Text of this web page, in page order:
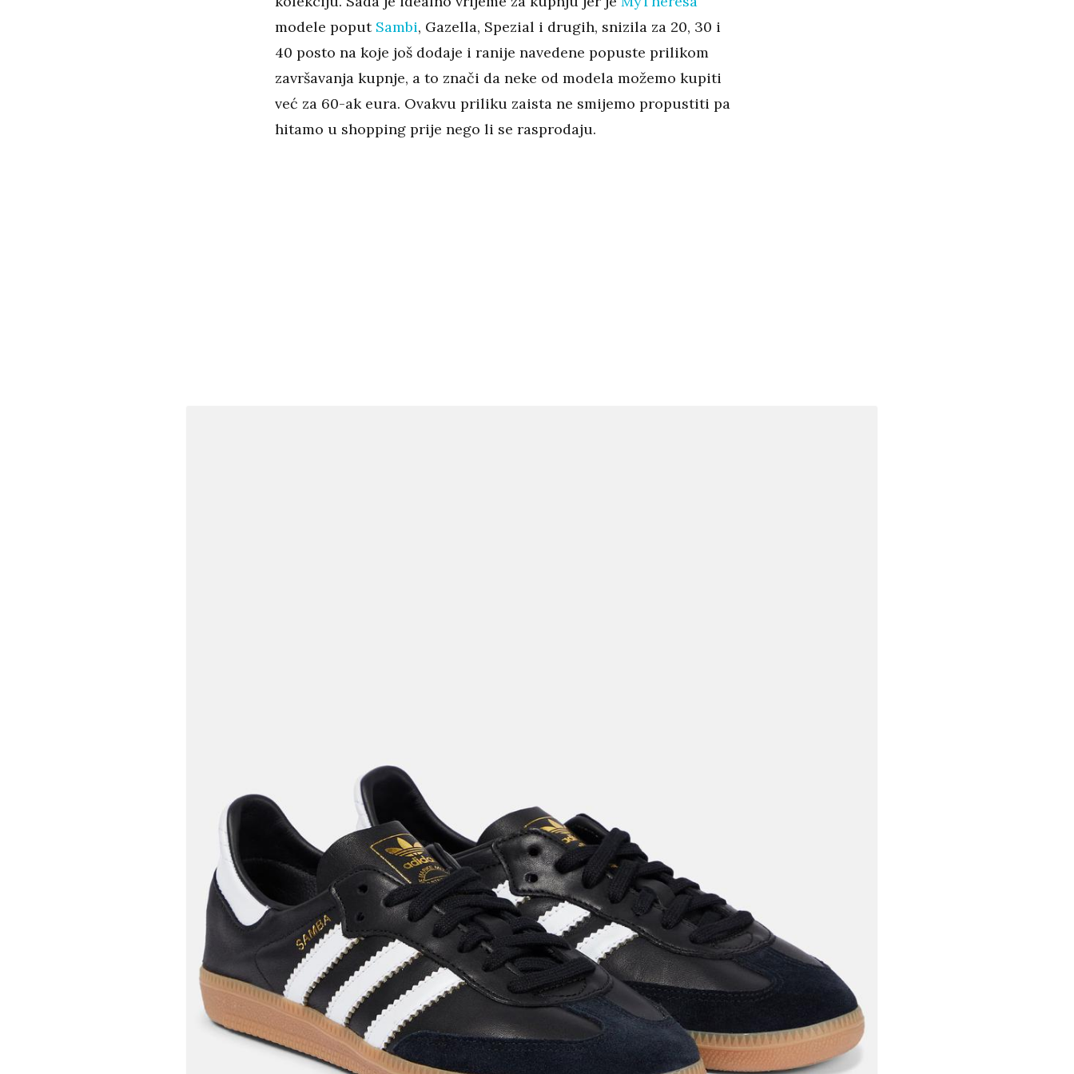
modele poput Sambi, Gazella, Spezial i drugih, snizila za 20, 30 i
40 posto na koje još dodaje i ranije navedene popuste prilikom
završavanja kupnje, a to znači da neke od modela možemo kupiti
već za 60-ak eura. Ovakvu priliku zaista ne smijemo propustiti pa
hitamo u shopping prije nego li se rasprodaju.